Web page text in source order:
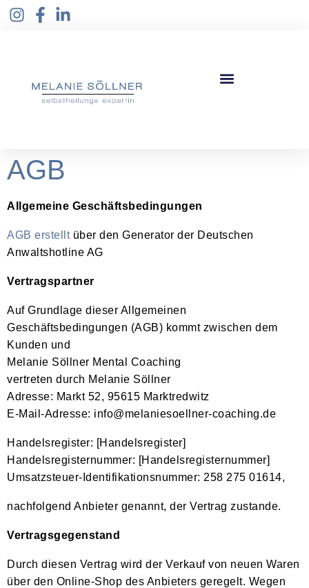
AGB
Allgemeine Geschäftsbedingungen
AGB erstelltüber den Generator der Deutschen
Anwaltshotline AG
Vertragspartner
Auf Grundlage dieser Allgemeinen
Geschäftsbedingungen (AGB) kommt zwischen dem
Kunden und
Melanie Söllner Mental Coaching
vertreten durch Melanie Söllner
Adresse: Markt 52, 95615 Marktredwitz
E-Mail-Adresse: info@melaniesoellner-coaching.de
Handelsregister: [Handelsregister]
Handelsregisternummer: [Handelsregisternummer]
Umsatzsteuer-Identifikationsnummer: 258 275 01614,
nachfolgend Anbieter genannt, der Vertrag zustande.
Vertragsgegenstand
Durch diesen Vertrag wird der Verkauf von neuen Waren
über den Online-Shop des Anbieters geregelt. Wegen